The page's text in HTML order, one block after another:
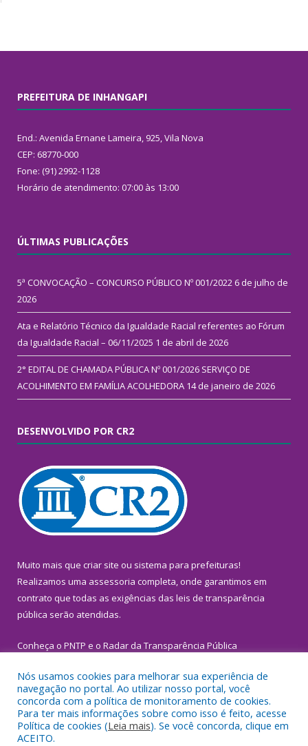
PREFEITURA DE INHANGAPI
End.: Avenida Ernane Lameira, 925, Vila Nova
CEP: 68770-000
Fone: (91) 2992-1128
Horário de atendimento: 07:00 às 13:00
ÚLTIMAS PUBLICAÇÕES
5ª CONVOCAÇÃO – CONCURSO PÚBLICO Nº 001/2022 6 de julho de
2026
Ata e Relatório Técnico da Igualdade Racial referentes ao Fórum
da Igualdade Racial – 06/11/2025 1 de abril de 2026
2° EDITAL DE CHAMADA PÚBLICA Nº 001/2026 SERVIÇO DE
ACOLHIMENTO EM FAMÍLIA ACOLHEDORA 14 de janeiro de 2026
DESENVOLVIDO POR CR2
Muito mais que criar site ou sistema para prefeituras!
Realizamos uma assessoria completa, onde garantimos em
contrato que todas as exigências das leis de transparência
pública serão atendidas.
Conheça o PNTP e o Radar da Transparência Pública
Todos os direitos reservados a Prefeitura Municipal de
Inhangapi.
Nós usamos cookies para melhorar sua experiência de
navegação no portal. Ao utilizar nosso portal, você
concorda com a política de monitoramento de cookies.
Para ter mais informações sobre como isso é feito, acesse
Política de cookies (Leia mais). Se você concorda, clique em
ACEITO.